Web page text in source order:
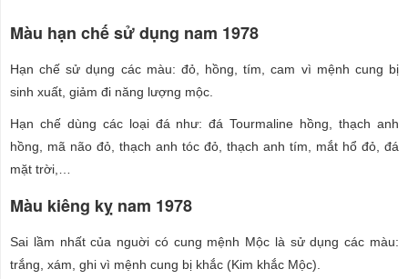
Màu hạn chế sử dụng nam 1978
Hạn chế sử dụng các màu: đỏ, hồng, tím, cam vì mệnh cung bị
sinh xuất, giảm đi năng lượng mộc.
Hạn chế dùng các loại đá như: đá Tourmaline hồng, thạch anh
hồng, mã não đỏ, thạch anh tóc đỏ, thạch anh tím, mắt hổ đỏ, đá
mặt trời,…
Màu kiêng kỵ nam 1978
Sai lầm nhất của nguời có cung mệnh Mộc là sử dụng các màu:
trắng, xám, ghi vì mệnh cung bị khắc (Kim khắc Mộc).